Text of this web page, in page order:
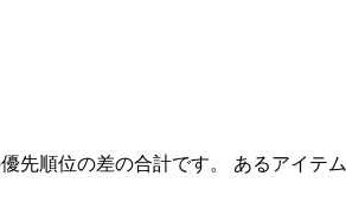
先順位の差の合計です。 あるアイテム